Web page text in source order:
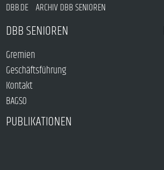
DBB.DE ARCHIV DBB SENIOREN
DBB SENIOREN
Gremien
Geschäftsführung
Kontakt
BAGSO
PUBLIKATIONEN